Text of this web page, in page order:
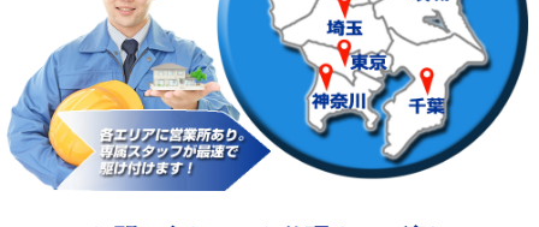
給水管工事※（ライニング鋼管・銅
管・ポリ管・HT管使用/3ｍまで)
44,000円
給水管工事※（ライニング鋼管・銅
管・ポリ管・HT管使用/3ｍ超え)
+8,800円
マス交換（土の掘削・埋め戻し作業） 11,000円~
マス交換（深さ50㎝未満） 55,000円